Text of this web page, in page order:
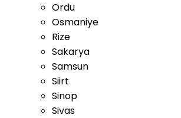
Ordu
Osmaniye
Rize
Sakarya
Samsun
Siirt
Sinop
Sivas